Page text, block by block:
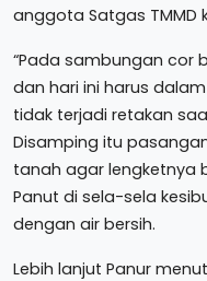
anggota Satgas TMMD
“Pada sambungan cor
dan hari ini harus
tidak terjadi retakan
Disamping itu
tanah agar lengketnya
Panut di sela-sela
dengan air bersih.
Lebih lanjut Panur